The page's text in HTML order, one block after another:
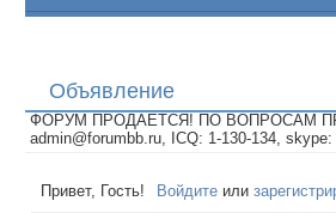
Объявление
ФОРУМ ПРОДАЕТСЯ! ПО ВОПРОСАМ
admin@forumbb.ru, ICQ: 1-130-134, skype:
Привет, Гость! Войдите или